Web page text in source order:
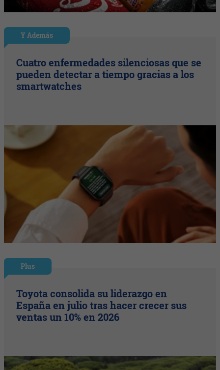
Y Además
Cuatro enfermedades silenciosas que se
pueden detectar a tiempo gracias a los
smartwatches
Plus
Toyota consolida su liderazgo en
España en julio tras hacer crecer sus
ventas un 10% en 2026